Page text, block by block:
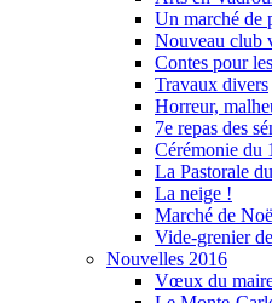
Un marché de
Nouveau club
Contes pour
Travaux divers
Horreur,
7e repas des
Cérémonie du
La Pastorale
La neige !
Marché de
Vide-grenier
Nouvelles 2016
Vœux du